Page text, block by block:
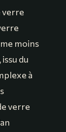
verre
moins
du
à
verre